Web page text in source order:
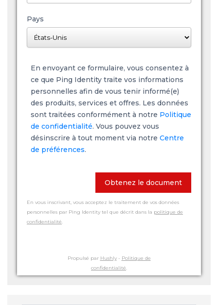
Pays
En envoyant ce formulaire, vous consentez à
ce que Ping Identity traite vos informations
personnelles afin de vous tenir informé(e)
des produits, services et offres. Les données
sont traitées conformément à notre Politique
de confidentialité. Vous pouvez vous
désinscrire à tout moment via notre Centre
de préférences.
Obtenez le document
En vous inscrivant, vous acceptez le traitement de vos données
personnelles par Ping Identity tel que décrit dans la politique de
confidentialité.
Propulsé par Hushly- Politique de
confidentialité.